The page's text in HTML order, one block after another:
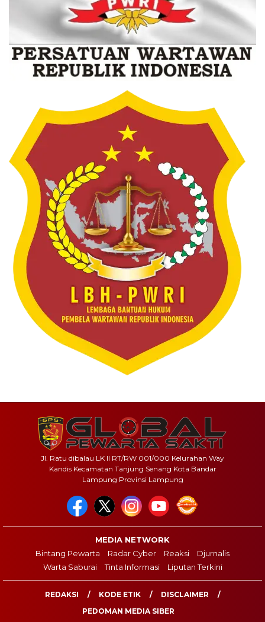
Jl. Ratu dibalau LK II RT/RW 001/000 Kelurahan Way
Kandis Kecamatan Tanjung Senang Kota Bandar
Lampung Provinsi Lampung
MEDIA NETWORK
Bintang Pewarta
Radar Cyber Reaksi
Djurnalis
Warta Saburai
Tinta Informasi Liputan Terkini
REDAKSI KODE ETIK
DISCLAIMER
PEDOMAN MEDIA SIBER